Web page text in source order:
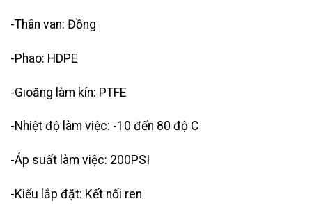
-Thân van: Đồng
-Phao: HDPE
-Gioăng làm kín: PTFE
-Nhiệt độ làm việc: -10 đến 80 độ C
-Áp suất làm việc: 200PSI
-Kiểu lắp đặt: Kết nối ren